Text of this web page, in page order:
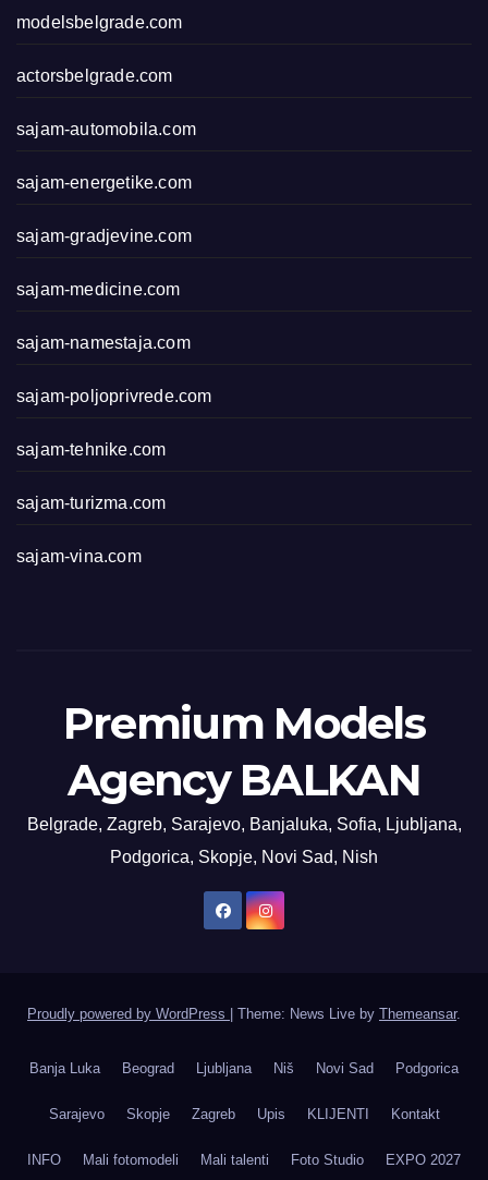
modelsbelgrade.com
actorsbelgrade.com
sajam-automobila.com
sajam-energetike.com
sajam-gradjevine.com
sajam-medicine.com
sajam-namestaja.com
sajam-poljoprivrede.com
sajam-tehnike.com
sajam-turizma.com
sajam-vina.com
Premium Models
Agency BALKAN
Belgrade, Zagreb, Sarajevo, Banjaluka, Sofia, Ljubljana,
Podgorica, Skopje, Novi Sad, Nish
Proudly powered by WordPress Theme: News Live by Themeansar.
Banja Luka Beograd Ljubljana Niš Novi Sad Podgorica
Sarajevo Skopje Zagreb Upis KLIJENTI Kontakt
INFO Mali fotomodeli Mali talenti Foto Studio EXPO 2027